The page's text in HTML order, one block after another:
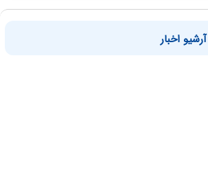
آرشیو اخبار